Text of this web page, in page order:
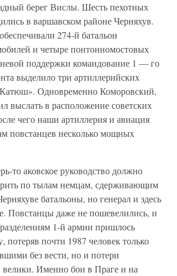
берег Вислы. Шесть пехотных
в варшавском районе Черняхув.
274-й батальон
и четыре понтонномостовых
поддержки командование 1 — го
выделило три артиллерийских
Одновременно Коморовский,
выслать в расположение советских
чего наши артиллерия и авиация
повстанцев несколько мощных
то аковское руководство должно
по тылам немцам, сдерживающим
батальоны, но генерал и здесь
Повстанцы даже не пошевелились, и
1-й армии пришлось
потеряв почти 1987 человек только
без вести, но и потери
Именно бои в Праге и на